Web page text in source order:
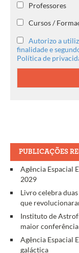
Professores
Cursos /
Autorizo a
finalidade e
Política de
PUBLICAÇÕES
Agência Espacial
2029
Livro celebra
que
Instituto de
maior
Agência Espacial
galáctica